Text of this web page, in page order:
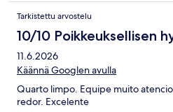
Tarkistettu arvostelu
10/10 Poikkeuksellisen
11.6.2026
Käännä Googlen avulla
Quarto limpo. Equipe muito
redor. Excelente